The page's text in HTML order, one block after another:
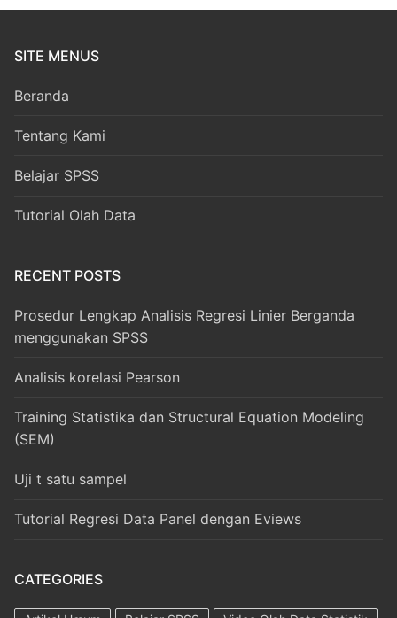
SITE MENUS
Beranda
Tentang Kami
Belajar SPSS
Tutorial Olah Data
RECENT POSTS
Prosedur Lengkap Analisis Regresi Linier Berganda
menggunakan SPSS
Analisis korelasi Pearson
Training Statistika dan Structural Equation Modeling
(SEM)
Uji t satu sampel
Tutorial Regresi Data Panel dengan Eviews
CATEGORIES